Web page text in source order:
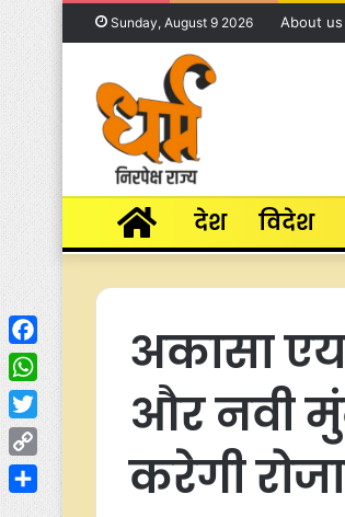
Sunday, August 9 2026 About us
Home
देश विदेश
अकासा
और नवी
करेगी
Facebook
WhatsApp
Twitter
Copy
Link
Share